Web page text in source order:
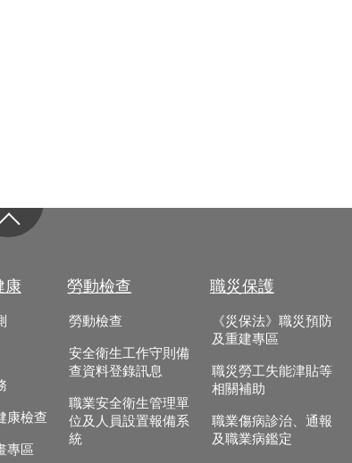
康
康檢查
專區
勞動檢查
勞動檢查
安全衛生工作守則備
查資料登錄訊息
職業安全衛生管理單
位及人員設置報備系
統
職災保護
《災保法》職災預防
及重建專區
職災勞工失能津貼等
相關補助
職業傷病診治、通報
及職業病鑑定